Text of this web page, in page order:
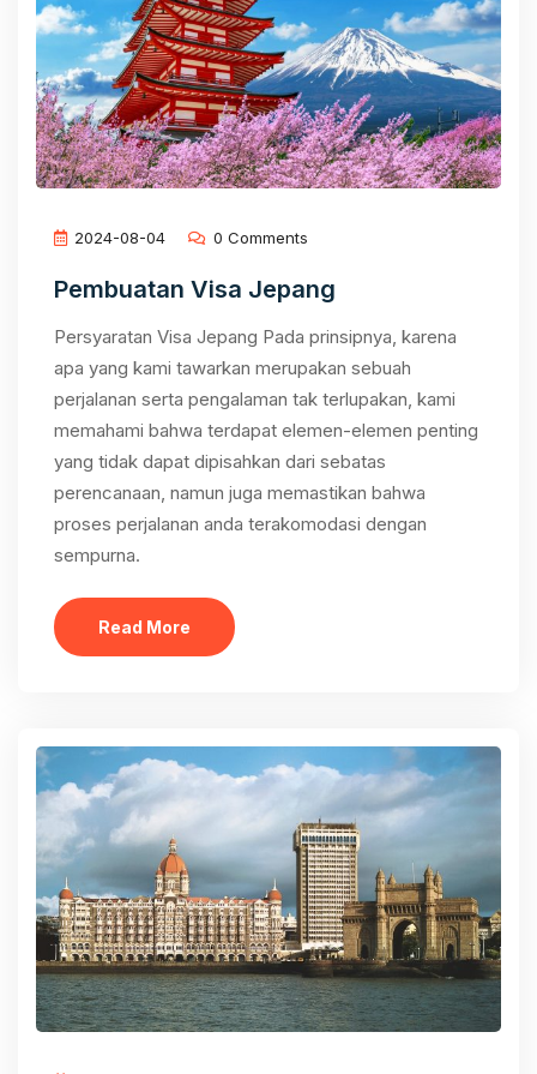
2024-08-04 0 Comments
Pembuatan Visa Jepang
Persyaratan Visa Jepang Pada prinsipnya, karena
apa yang kami tawarkan merupakan sebuah
perjalanan serta pengalaman tak terlupakan, kami
memahami bahwa terdapat elemen-elemen penting
yang tidak dapat dipisahkan dari sebatas
perencanaan, namun juga memastikan bahwa
proses perjalanan anda terakomodasi dengan
sempurna.
Read More